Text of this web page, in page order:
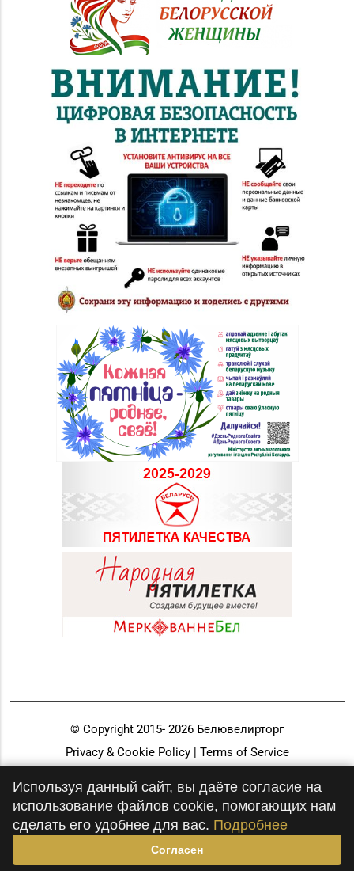
© Copyright 2015- 2026 Белювелирторг
Privacy & Cookie Policy | Terms of Service
Используя данный сайт, вы даёте согласие на
использование файлов cookie, помогающих нам
сделать его удобнее для вас. Подробнее
Согласен